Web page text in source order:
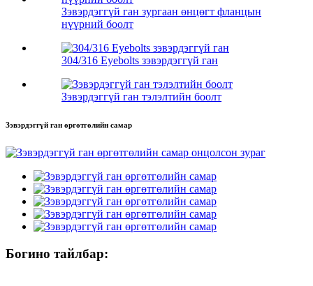
Зэвэрдэггүй ган зургаан өнцөгт фланцын
нүүрний боолт
304/316 Eyebolts зэвэрдэггүй ган
Зэвэрдэггүй ган тэлэлтийн боолт
Зэвэрдэггүй ган өргөтгөлийн самар
Богино тайлбар: